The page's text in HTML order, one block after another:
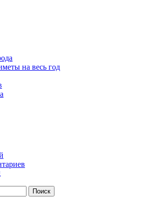
на весь год